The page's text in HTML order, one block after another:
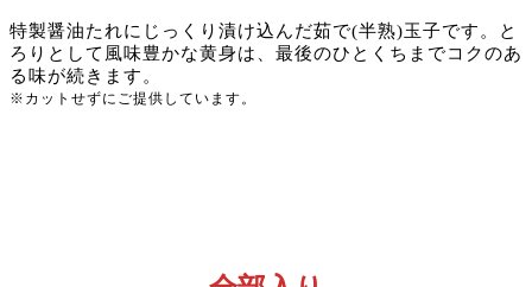
特製醤油たれにじっくり漬け込んだ茹で(半熟)玉子です。と
ろりとして風味豊かな黄身は、最後のひとくちまでコクのあ
る味が続きます。
※カットせずにご提供しています。